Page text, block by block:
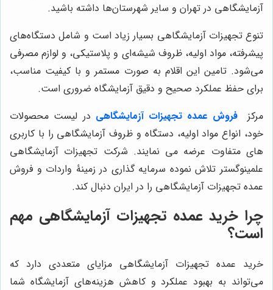
آزمایشگاهی در تهران و سایر شهرستان‌ها داشته باشید.
تنوع تجهیزات آزمایشگاهی بسیار زیاد است و شامل دستگاه‌های
پیشرفته، مواد اولیه، ظروف شیشه‌ای و پلاستیکی، و لوازم مصرفی
می‌شود. تامین این اقلام به صورت مستمر و با کیفیت مناسب،
برای حفظ عملکرد صحیح و دقیق آزمایشگاه ضروری است.
مرکز
فروش عمده تجهیزات آزمایشگاهی در لیست محصولات
خود، انواع مواد اولیه، دستگاه و ظروف آزمایشگاهی را با کاربری
های متفاوت عرضه می نمایند. شرکت تجهیزات آزمایشگاهی
علمینوگستر تلاش نموده سرمایه گذاری در زمینۀ واردات و فروش
عمده تجهیزات آزمایشگاهی را در ایران دنبال کند.
چرا خرید عمده تجهیزات آزمایشگاهی مهم
است؟
خرید عمده تجهیزات آزمایشگاهی مزایای متعددی دارد که
می‌تواند به بهبود عملکرد و کاهش هزینه‌های آزمایشگاه شما